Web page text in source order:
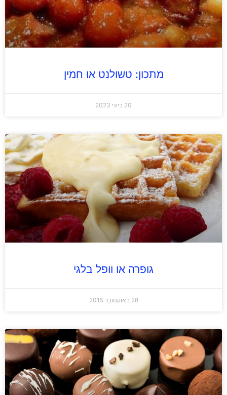
מתכון: טשולנט או חמין
20 ביוני 2023
גופרה או וופל בלגי
28 באוקטובר 2015